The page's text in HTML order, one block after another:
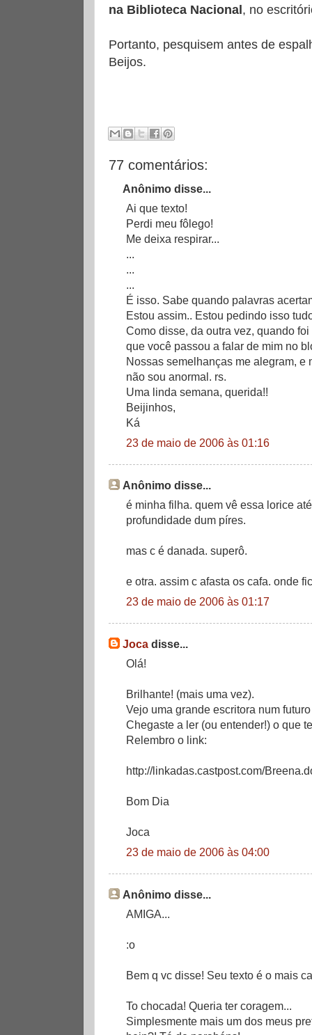
na Biblioteca Nacional , no
Portanto, pesquisem antes de
Beijos.
77 comentários:
Anônimo disse...
Ai que texto!
Perdi meu fôlego!
Me deixa respirar...
...
...
...
É isso. Sabe quando palavras
Estou assim.. Estou pedindo isso
Como disse, da outra vez, quando
que você passou a falar de mim no
Nossas semelhanças me alegram, e
não sou anormal. rs.
Uma linda semana, querida!!
Beijinhos,
Ká
23 de maio de 2006 às 01:16
Anônimo disse...
é minha filha. quem vê essa lorice
profundidade dum píres.
mas c é danada. superô.
e otra. assim c afasta os cafa. onde
23 de maio de 2006 às 01:17
Joca disse...
Olá!
Brilhante! (mais uma vez).
Vejo uma grande escritora num
Chegaste a ler (ou entender!) o que
Relembro o link:
http://linkadas.castpost.com/
Bom Dia
Joca
23 de maio de 2006 às 04:00
Anônimo disse...
AMIGA...
:o
Bem q vc disse! Seu texto é o mais
To chocada! Queria ter coragem...
Simplesmente mais um dos meus